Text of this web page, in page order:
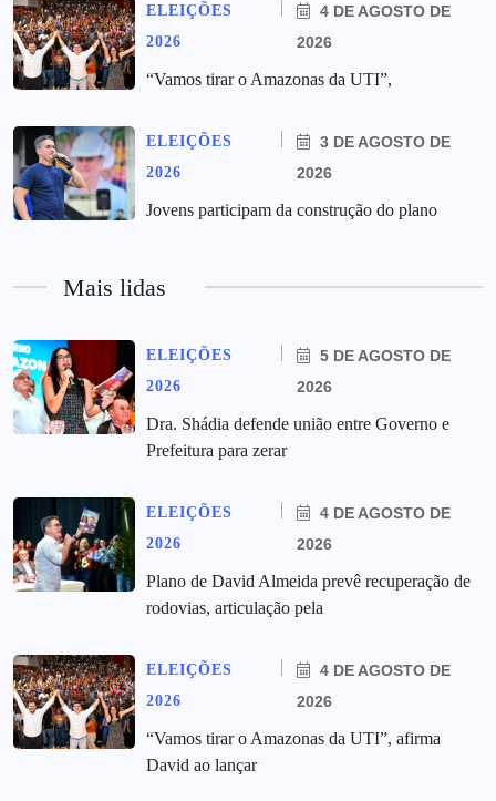
ELEIÇÕES
2026
4 DE AGOSTO DE
2026
“Vamos tirar o Amazonas da UTI”,
ELEIÇÕES
2026
3 DE AGOSTO DE
2026
Jovens participam da construção do plano
Mais lidas
ELEIÇÕES
2026
5 DE AGOSTO DE
2026
Dra. Shádia defende união entre Governo e
Prefeitura para zerar
ELEIÇÕES
2026
4 DE AGOSTO DE
2026
Plano de David Almeida prevê recuperação de
rodovias, articulação pela
ELEIÇÕES
2026
4 DE AGOSTO DE
2026
“Vamos tirar o Amazonas da UTI”, afirma
David ao lançar